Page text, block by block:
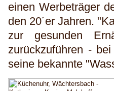
einen Werbeträger
den 20´er Jahren.
zur gesunden
zurückzuführen -
seine bekannte